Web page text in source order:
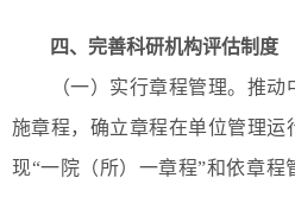
四、完善科研机构评估制度
（一）实行章程管理。推动
施章程，确立章程在单位管理运
现“一院（所）一章程”和依章